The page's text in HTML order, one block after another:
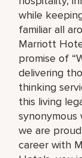
while
familiar all
Marriott
promise of
delivering
thinking
this living
we are
career with